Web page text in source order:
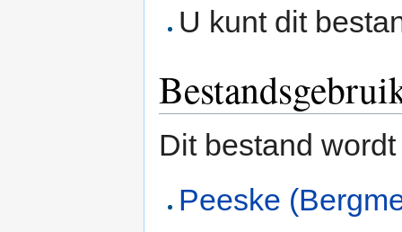
U kunt dit
Dit bestand
Peeske